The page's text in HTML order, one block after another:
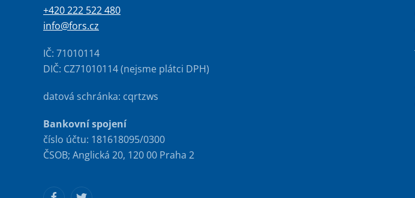
+420 222 522 480
info@fors.cz
IČ: 71010114
DIČ: CZ71010114 (nejsme plátci DPH)
datová schránka: cqrtzws
Bankovní spojení
číslo účtu: 181618095/0300
ČSOB; Anglická 20, 120 00 Praha 2